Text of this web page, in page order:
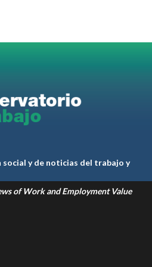
Twitter
social y de noticias del trabajo y
of Work and Employment Value